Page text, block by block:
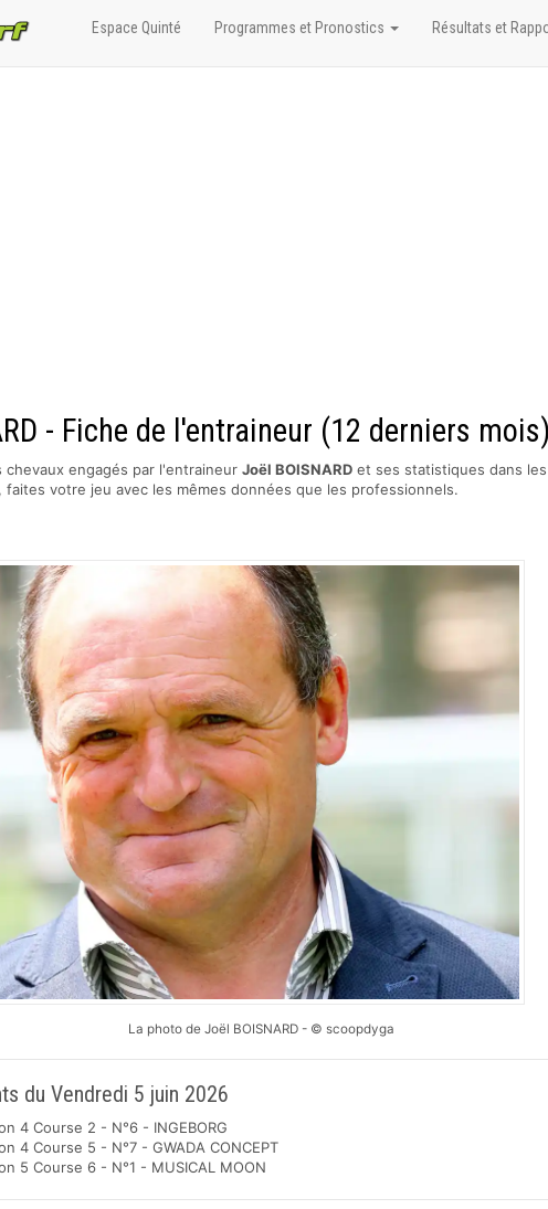
- Fiche de l'entraineur (12 derniers mois)
chevaux engagés par l'entraineur Joël BOISNARD et ses statistiques dans
faites votre jeu avec les mêmes données que les professionnels.
La photo de Joël BOISNARD - © scoopdyga
du Vendredi 5 juin 2026
4 Course 2 - N°6 - INGEBORG
4 Course 5 - N°7 - GWADA CONCEPT
5 Course 6 - N°1 - MUSICAL MOON
Espace Quinté Programmes et Pronostics Résultats et